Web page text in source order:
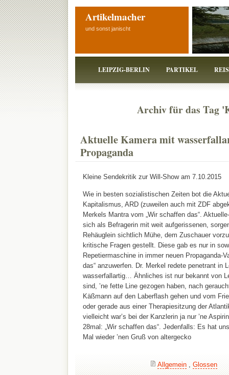
Artikelmacher
und sonst janischt
LEIPZIG-BERLIN PARTIKEL
Archiv für das Tag
Aktuelle Kamera mit
Propaganda
Kleine Sendekritik zur Will-Show am 7.10.2015
Wie in besten sozialistischen Zeiten bot die
Kapitalismus, ARD (zuweilen auch mit ZDF
Merkels Mantra vom „Wir schaffen das“.
sich als Befragerin mit weit aufgerissenen,
Rehäuglein sichtlich Mühe, dem Zuschauer
kritische Fragen gestellt. Diese gab es nur in
Repetiermaschine in immer neuen Propaganda-
das“ anzuwerfen. Dr. Merkel redete penetrant in
wasserfallartig… Ähnliches ist nur bekannt von
sind, ’ne fette Line gezogen haben, nach
Käßmann auf den Laberflash gehen und vom
oder gerade aus einer Therapiesitzung der
vielleicht war’s bei der Kanzlerin ja nur ’ne
28mal: „Wir schaffen das“. Jedenfalls: Es hat
Mal wieder ’nen Gruß von altergecko
Allgemein, Glossen